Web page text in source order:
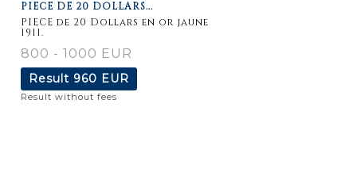
PIECE DE 20 DOLLARS...
PIECE de 20 Dollars en or jaune
1911.
800 - 1000 EUR
Result 960 EUR
Result without fees